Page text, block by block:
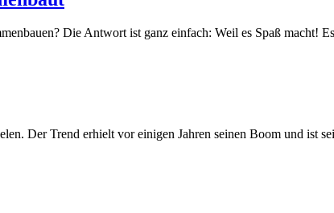
Die Antwort ist ganz einfach: Weil es Spaß macht!
Der Trend erhielt vor einigen Jahren seinen Boom und ist